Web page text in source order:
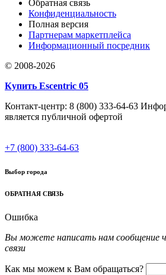
Обратная связь
Конфиденциальность
Полная версия
Партнерам маркетплейса
Информационный посредник
© 2008-2026
Купить Escentric 05
Контакт-центр: 8 (800) 333-64-63
является публичной офертой
+7 (800) 333-64-63
Выбор города
ОБРАТНАЯ СВЯЗЬ
Ошибка
Вы можете написать нам сообщение
связи
Как мы можем к Вам обращаться?